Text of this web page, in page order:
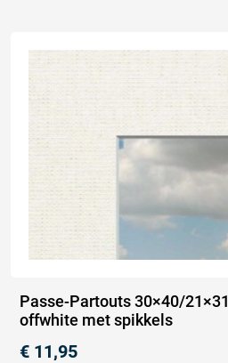
Passe-Partouts 30×40/21×31
offwhite met spikkels
€ 11,95